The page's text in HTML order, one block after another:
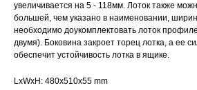
увеличивается на 5 - 118мм. Лоток также
большей, чем указано в наименовании,
необходимо доукомплектовать лоток
двумя). Боковина закроет торец лотка, а ее
обеспечит устойчивость лотка в ящике.
LxWxH: 480x510x55 mm